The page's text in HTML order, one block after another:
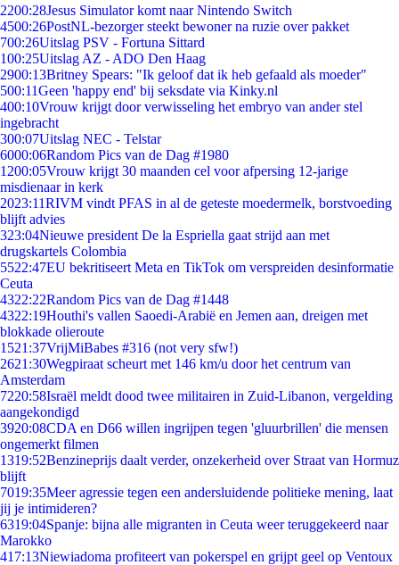
2200:28Jesus Simulator komt naar Nintendo Switch
4500:26PostNL-bezorger steekt bewoner na ruzie over pakket
700:26Uitslag PSV - Fortuna Sittard
100:25Uitslag AZ - ADO Den Haag
2900:13Britney Spears: "Ik geloof dat ik heb gefaald als moeder"
500:11Geen 'happy end' bij seksdate via Kinky.nl
400:10Vrouw krijgt door verwisseling het embryo van ander stel
ingebracht
300:07Uitslag NEC - Telstar
6000:06Random Pics van de Dag #1980
1200:05Vrouw krijgt 30 maanden cel voor afpersing 12-jarige
misdienaar in kerk
2023:11RIVM vindt PFAS in al de geteste moedermelk, borstvoeding
blijft advies
323:04Nieuwe president De la Espriella gaat strijd aan met
drugskartels Colombia
5522:47EU bekritiseert Meta en TikTok om verspreiden desinformatie
Ceuta
4322:22Random Pics van de Dag #1448
4322:19Houthi's vallen Saoedi-Arabië en Jemen aan, dreigen met
blokkade olieroute
1521:37VrijMiBabes #316 (not very sfw!)
2621:30Wegpiraat scheurt met 146 km/u door het centrum van
Amsterdam
7220:58Israël meldt dood twee militairen in Zuid-Libanon, vergelding
aangekondigd
3920:08CDA en D66 willen ingrijpen tegen 'gluurbrillen' die mensen
ongemerkt filmen
1319:52Benzineprijs daalt verder, onzekerheid over Straat van Hormuz
blijft
7019:35Meer agressie tegen een andersluidende politieke mening, laat
jij je intimideren?
6319:04Spanje: bijna alle migranten in Ceuta weer teruggekeerd naar
Marokko
417:13Niewiadoma profiteert van pokerspel en grijpt geel op Ventoux